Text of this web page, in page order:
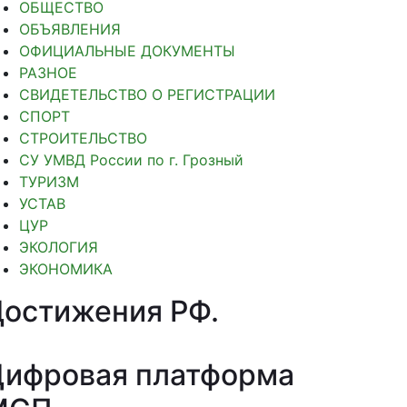
ОБЩЕСТВО
ОБЪЯВЛЕНИЯ
ОФИЦИАЛЬНЫЕ ДОКУМЕНТЫ
РАЗНОЕ
СВИДЕТЕЛЬСТВО О РЕГИСТРАЦИИ
СПОРТ
СТРОИТЕЛЬСТВО
СУ УМВД России по г. Грозный
ТУРИЗМ
УСТАВ
ЦУР
ЭКОЛОГИЯ
ЭКОНОМИКА
РФ.
платформа